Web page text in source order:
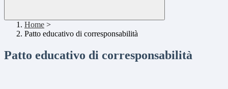
Home >
Patto educativo di corresponsabilità
Patto educativo di corresponsabilità